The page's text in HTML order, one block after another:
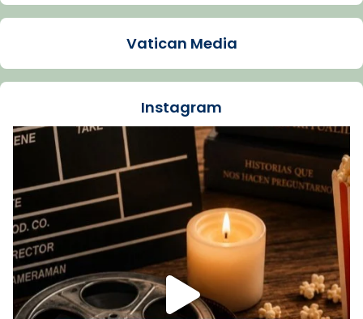
Arquebisbat de Barcelona
La Carmina va patir depressió. Fa gairebé
dos mesos, a l'Estadi Lluís Companys, la
Recupera l'entrevista comp
Vatican
tican News 👇
www.vaticannews.va/es/iglesia/news/2026-
07/carmina-historia-depresion-papa-viaje-
espana-testimoni...
Foto
View on Facebook · Share
Vatican Media
Instagram